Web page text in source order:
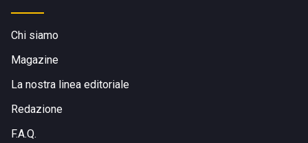
Chi siamo
Magazine
La nostra linea editoriale
Redazione
F.A.Q.